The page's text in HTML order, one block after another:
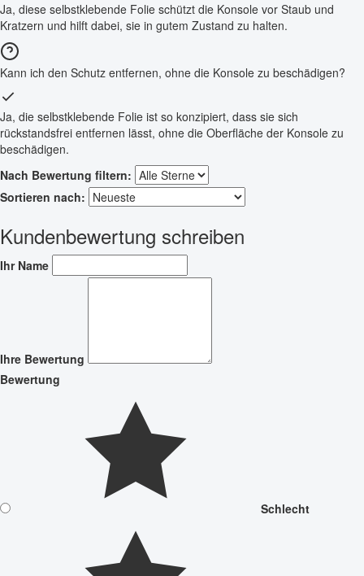
Ja, diese selbstklebende Folie schützt die Konsole vor Staub und
Kratzern und hilft dabei, sie in gutem Zustand zu halten.
Kann ich den Schutz entfernen, ohne die Konsole zu beschädigen?
Ja, die selbstklebende Folie ist so konzipiert, dass sie sich
rückstandsfrei entfernen lässt, ohne die Oberfläche der Konsole zu
beschädigen.
Nach Bewertung filtern:
Sortieren nach:
Kundenbewertung schreiben
Ihr Name
Ihre Bewertung
Bewertung
Schlecht